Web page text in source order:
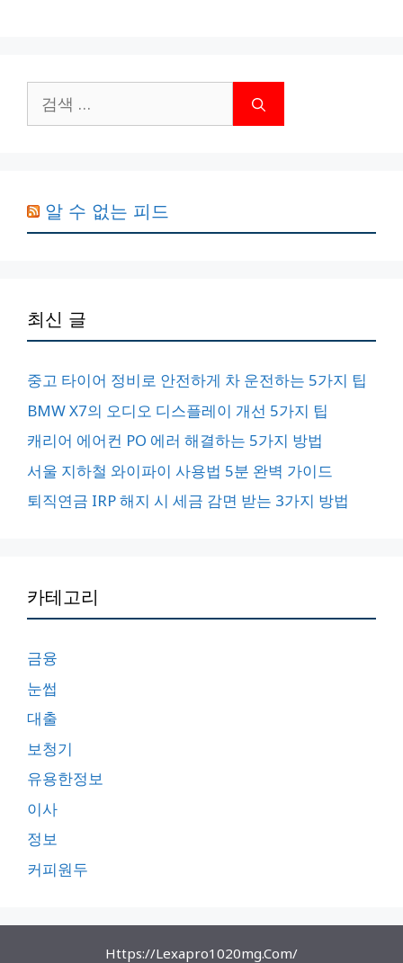
색:
알 수 없는 피드
최신 글
중고 타이어 정비로 안전하게 차 운전하는 5가지 팁
BMW X7의 오디오 디스플레이 개선 5가지 팁
캐리어 에어컨 PO 에러 해결하는 5가지 방법
서울 지하철 와이파이 사용법 5분 완벽 가이드
퇴직연금 IRP 해지 시 세금 감면 받는 3가지 방법
카테고리
금융
눈썹
대출
보청기
유용한정보
이사
정보
커피원두
Https://lexapro1020mg.com/